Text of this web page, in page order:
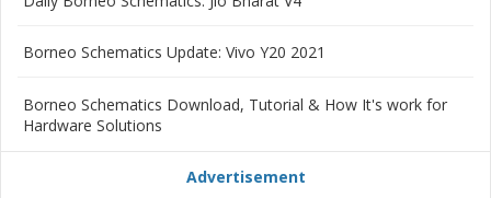
Borneo Schematics Update: Vivo Y20 2021
Borneo Schematics Download, Tutorial & How It's work for
Hardware Solutions
Advertisement